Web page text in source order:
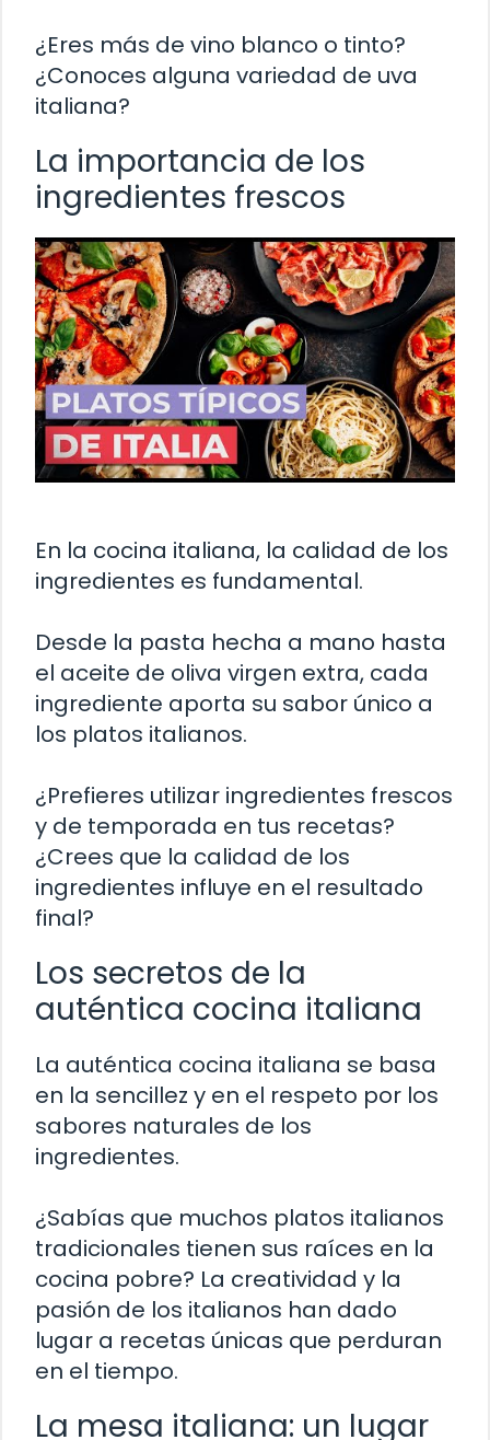
¿Eres más de vino blanco o tinto?
¿Conoces alguna variedad de uva
italiana?
La importancia de los
ingredientes frescos
En la cocina italiana, la calidad de los
ingredientes es fundamental.
Desde la pasta hecha a mano hasta
el aceite de oliva virgen extra, cada
ingrediente aporta su sabor único a
los platos italianos.
¿Prefieres utilizar ingredientes frescos
y de temporada en tus recetas?
¿Crees que la calidad de los
ingredientes influye en el resultado
final?
Los secretos de la
auténtica cocina italiana
La auténtica cocina italiana se basa
en la sencillez y en el respeto por los
sabores naturales de los
ingredientes.
¿Sabías que muchos platos italianos
tradicionales tienen sus raíces en la
cocina pobre? La creatividad y la
pasión de los italianos han dado
lugar a recetas únicas que perduran
en el tiempo.
La mesa italiana: un lugar